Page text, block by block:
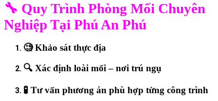
🔧 Quy Trình Phòng Mối Chuyên
Nghiệp Tại Phú An Phú
🧐Khảo sát thực địa
🔍 Xác định loài mối – nơi trú ngụ
🧪 Tư vấn phương án phù hợp từng công trình